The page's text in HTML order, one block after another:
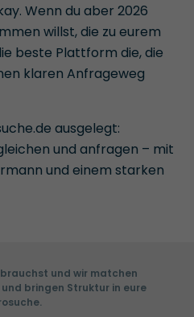
Wenn du aber 2026
willst, die zu eurem
beste Plattform die, die
klaren Anfrageweg
ausgelegt:
und anfragen – mit
und einem starken
und wir matchen
bringen Struktur in eure